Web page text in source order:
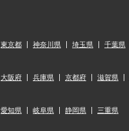
東京都 神奈川県 埼玉県 千葉県
大阪府 兵庫県 京都府 滋賀県
愛知県 岐阜県 静岡県 三重県